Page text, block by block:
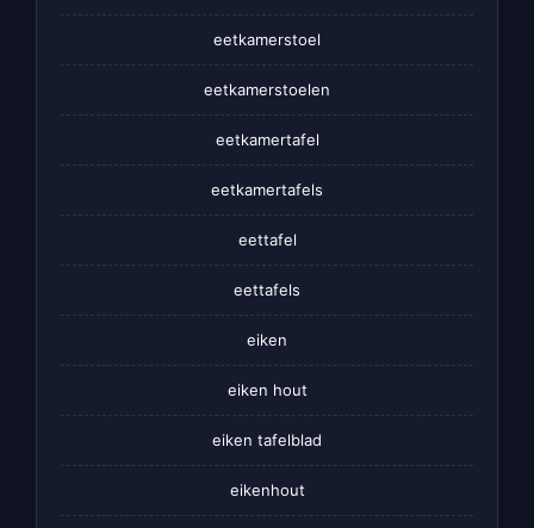
eetkamerstoel
eetkamerstoelen
eetkamertafel
eetkamertafels
eettafel
eettafels
eiken
eiken hout
eiken tafelblad
eikenhout